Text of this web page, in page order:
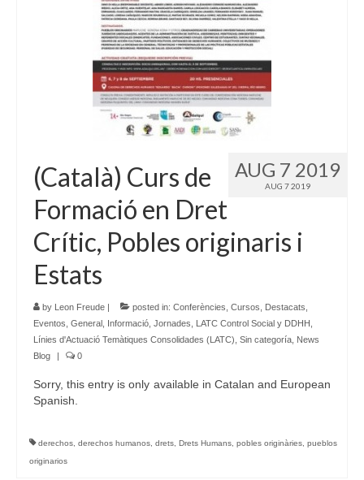
AUG 7 2019
AUG 7 2019
(Català) Curs de
Formació en Dret
Crític, Pobles originaris i
Estats
by Leon Freude | posted in: Conferències Cursos Destacats
Eventos General Informació Jornades LATC Control Social y DDHH
Línies d'Actuació Temàtiques Consolidades (LATC) Sin categoría News
Blog
| 0
Sorry, this entry is only available in Catalan and European
Spanish.
derechos derechos humanos drets Drets Humans pobles originàries pueblos
originarios